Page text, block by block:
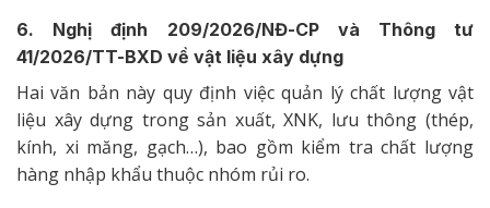
6. Nghị định 209/2026/NĐ-CP và Thông tư
41/2026/TT-BXD về vật liệu xây dựng
Hai văn bản này quy định việc quản lý chất lượng vật
liệu xây dựng trong sản xuất, XNK, lưu thông (thép,
kính, xi măng, gạch…), bao gồm kiểm tra chất lượng
hàng nhập khẩu thuộc nhóm rủi ro.